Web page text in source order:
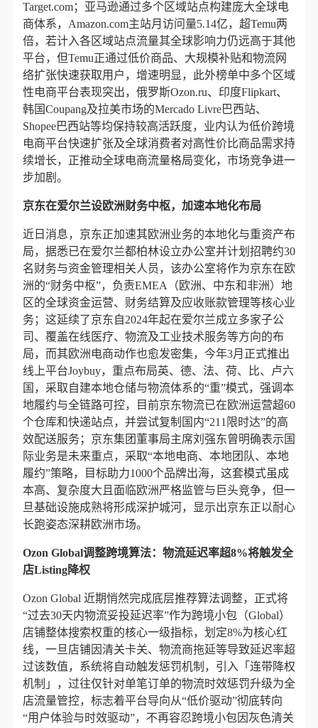
Target.com；亚马逊通过多个区域站点构建庞大全球电
商体系，Amazon.com主站月访问量5.14亿，超Temu两
倍，若计入各区域站点流量其全球影响力仍远高于其他
平台，但Temu正通过低价商品、大规模补贴和物流网
络扩张快速获取用户，增速明显，此外榜单中多个区域
性电商平台表现突出，俄罗斯Ozon.ru、印度Flipkart、
韩国Coupang及拉美市场的Mercado Livre巴西站、
Shopee巴西站等均保持较高活跃度，业内认为低价跨境
电商平台快速扩张及全球消费者对高性价比商品需求持
续增长，正推动全球电商流量格局变化，市场竞争进一
步加剧。
京东在爱尔兰设欧洲财务中枢，加速本地化布局
近日消息，京东正加速其欧洲业务的本地化与重资产布
局，据悉已在爱尔兰都柏林设立办公室并计划招聘约30
名财务与资金管理相关人员，该办公室将作为京东在欧
洲的“财务中枢”，负责EMEA（欧洲、中东和非洲）地
区的全球资金运营、财务结算及应收账款管理等核心业
务；这延续了京东自2024年起在爱尔兰成立多家子公
司、覆盖在线医疗、物流及工业技术服务等方向的布
局，而其欧洲电商动作也愈发密集，今年3月正式推出
线上平台Joybuy，重点布局英、德、法、荷、比、卢六
国，采取自建本地仓储与物流体系的“重”模式，强调本
地履约与全链路可控，目前京东物流已在欧洲运营超60
个仓库和快递站点，并尝试复制国内“211限时达”的高
效配送服务；京东集团董事局主席刘强东曾明确表示国
际业务是未来重点，采取“本地电商、本地团队、本地
履约”策略，目标助力1000个品牌出海，这套模式虽成
本高、复杂度大且面临欧洲严格监管与巨头竞争，但一
旦基础设施成熟将形成深护城河，显示出京东正以耐心
长跑姿态深耕欧洲市场。
Ozon Global调整跨境算法：物流延迟率超8%将触发全
店Listing降权
Ozon Global 近期悄然完成底层推荐算法调整，正式将
“过去30天内物流妥投延迟率”作为跨境小包（Global）
店铺整体搜索权重的核心一级指标，划定8%为核心红
线，一旦店铺因清关卡关、物流商拖延等导致延迟率超
过该数值，系统将自动触发惩罚机制，引入「连带降权
机制」，过往仅针对单笔订单的物流时效惩罚升级为全
店流量管控，标志着平台导向从“低价驱动”彻底转向
“用户体验与时效驱动”，不再容忍跨境小包因灰色清关